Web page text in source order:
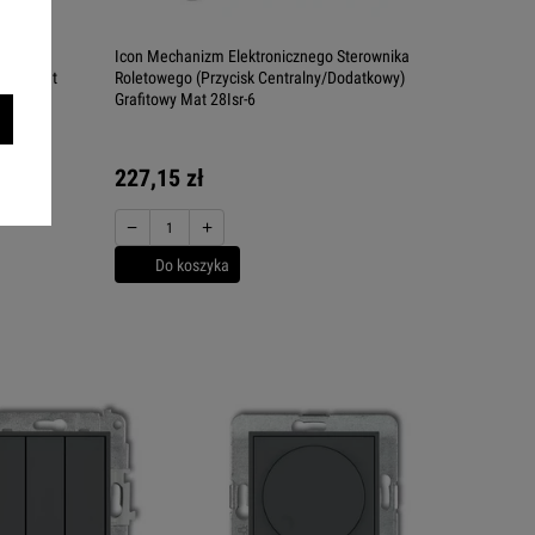
Mat
Icon Mechanizm Elektronicznego Sterownika
Roletowego (Przycisk Centralny/Dodatkowy)
Grafitowy Mat 28Isr-6
227,15 zł
− +
Do koszyka